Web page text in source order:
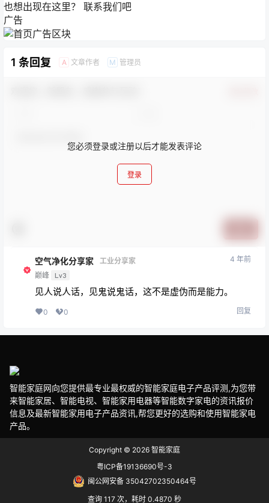
也想出现在这里？ 联系我们吧
广告
1 条回复 A 文章作者 M 管理员
您必须登录或注册以后才能发表评论
登录
空气净化分享家
工业分享家
巅峰 Lv3
4 年前
见人说人话，见鬼说鬼话，这不是虚伪而是能力。
0 0 回复
智能家庭网向您提供最专业最权威的智能家庭电子产品评测,为您带
来智能家居、智能电视、智能家用电器等智能数字家电的资讯报价
信息及最新智能家用电子产品资讯,帮您更好的选购和使用智能家电
产品。
Copyright © 2026 智能家庭
粤ICP备19136690号-3
闽公网安备 35042702350464号
查询 117 次，耗时 0.4870 秒